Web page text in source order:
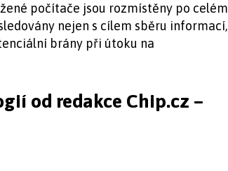
počítače jsou rozmístěny po celém
nejen s cílem sběru informací,
brány při útoku na
od redakce Chip.cz –